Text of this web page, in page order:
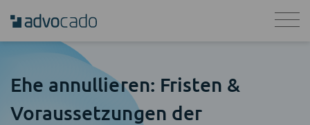
Ehe annullieren: Fristen &
Voraussetzungen der